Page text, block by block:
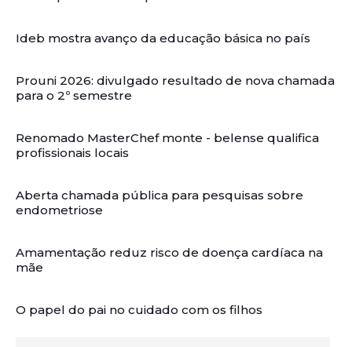
Ideb mostra avanço da educação básica no país
Prouni 2026: divulgado resultado de nova chamada
para o 2º semestre
Renomado MasterChef monte - belense qualifica
profissionais locais
Aberta chamada pública para pesquisas sobre
endometriose
Amamentação reduz risco de doença cardíaca na
mãe
O papel do pai no cuidado com os filhos